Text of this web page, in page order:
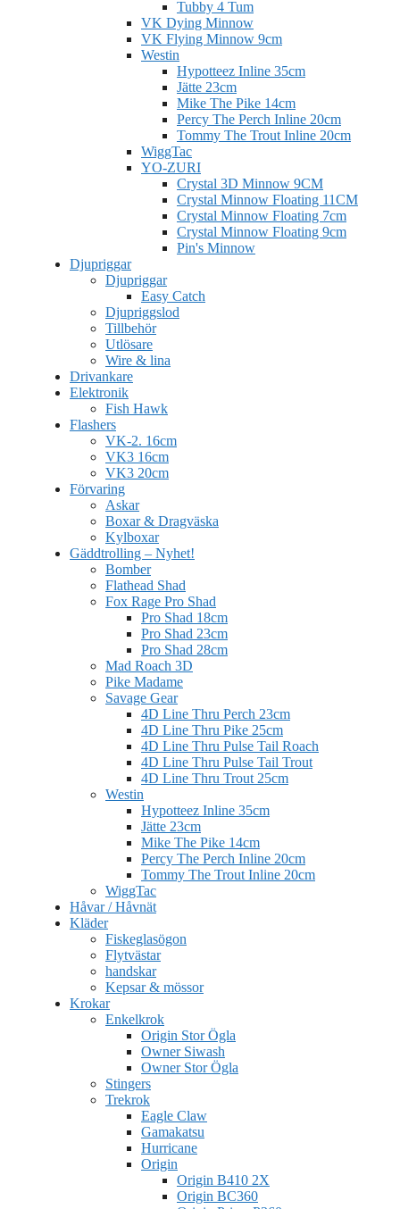
Tubby 4 Tum
VK Dying Minnow
VK Flying Minnow 9cm
Westin
Hypotteez Inline 35cm
Jätte 23cm
Mike The Pike 14cm
Percy The Perch Inline 20cm
Tommy The Trout Inline 20cm
WiggTac
YO-ZURI
Crystal 3D Minnow 9CM
Crystal Minnow Floating 11CM
Crystal Minnow Floating 7cm
Crystal Minnow Floating 9cm
Pin's Minnow
Djupriggar
Djupriggar
Easy Catch
Djupriggslod
Tillbehör
Utlösare
Wire & lina
Drivankare
Elektronik
Fish Hawk
Flashers
VK-2. 16cm
VK3 16cm
VK3 20cm
Förvaring
Askar
Boxar & Dragväska
Kylboxar
Gäddtrolling – Nyhet!
Bomber
Flathead Shad
Fox Rage Pro Shad
Pro Shad 18cm
Pro Shad 23cm
Pro Shad 28cm
Mad Roach 3D
Pike Madame
Savage Gear
4D Line Thru Perch 23cm
4D Line Thru Pike 25cm
4D Line Thru Pulse Tail Roach
4D Line Thru Pulse Tail Trout
4D Line Thru Trout 25cm
Westin
Hypotteez Inline 35cm
Jätte 23cm
Mike The Pike 14cm
Percy The Perch Inline 20cm
Tommy The Trout Inline 20cm
WiggTac
Håvar / Håvnät
Kläder
Fiskeglasögon
Flytvästar
handskar
Kepsar & mössor
Krokar
Enkelkrok
Origin Stor Ögla
Owner Siwash
Owner Stor Ögla
Stingers
Trekrok
Eagle Claw
Gamakatsu
Hurricane
Origin
Origin B410 2X
Origin BC360